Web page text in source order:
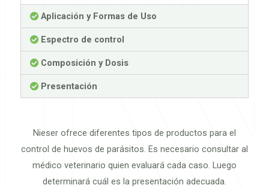
Aplicación y Formas de Uso
Espectro de control
Composición y Dosis
Presentación
Nieser ofrece diferentes tipos de productos para el
control de huevos de parásitos. Es necesario consultar al
médico veterinario quien evaluará cada caso. Luego
determinará cuál es la presentación adecuada.